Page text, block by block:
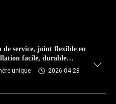
de service, joint flexible en
facile, durable
unique
2026-04-28